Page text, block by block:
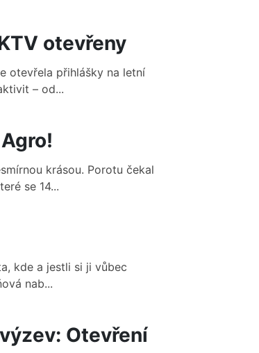
otevřeny
otevřela přihlášky na letní
– od...
krásou. Porotu čekal
se 14...
kde a jestli si ji vůbec
nab...
Otevření